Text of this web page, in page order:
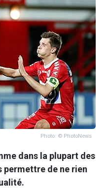
Photo: © PhotoNews
dans la plupart des
permettre de ne rien